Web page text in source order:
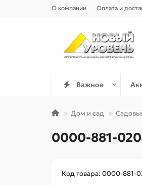
О компании Оплата и
Важное
Дом и сад
0000-881-
Код товара: 0000-881-